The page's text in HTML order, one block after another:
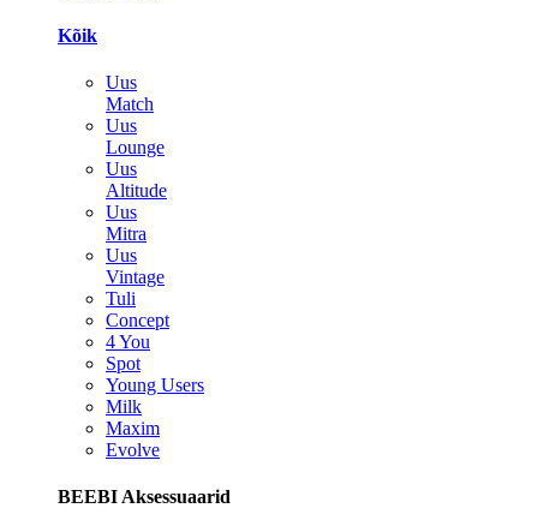
Kõik
Uus
Match
Uus
Lounge
Uus
Altitude
Uus
Mitra
Uus
Vintage
Tuli
Concept
4 You
Spot
Young Users
Milk
Maxim
Evolve
BEEBI Aksessuaarid